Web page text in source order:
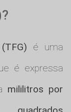
é uma
é expressa
mililitros por